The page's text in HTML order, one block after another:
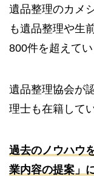
遺品整理のカメ
も遺品整理や生
800件を超えてい
遺品整理協会が
理士も在籍して
過去のノウハウ
業内容の提案」